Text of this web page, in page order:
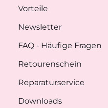
Vorteile
Newsletter
FAQ - Häufige Fragen
Retourenschein
Reparaturservice
Downloads